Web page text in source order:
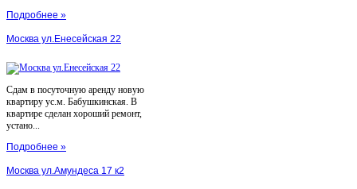
Подробнее »
Москва ул.Енесейская 22
Сдам в посуточную аренду новую
квартиру ус.м. Бабушкинская. В
квартире сделан хороший ремонт,
устано...
Подробнее »
Москва ул.Амундеса 17 к2